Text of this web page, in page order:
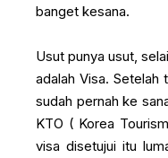
banget kesana.
Usut punya usut,
adalah Visa. Setelah
sudah pernah ke
KTO ( Korea
visa disetujui itu